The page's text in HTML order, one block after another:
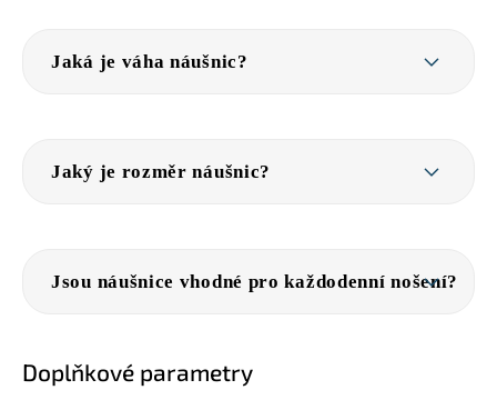
Jaká je váha náušnic?
Jaký je rozměr náušnic?
Jsou náušnice vhodné pro každodenní nošení?
Doplňkové parametry